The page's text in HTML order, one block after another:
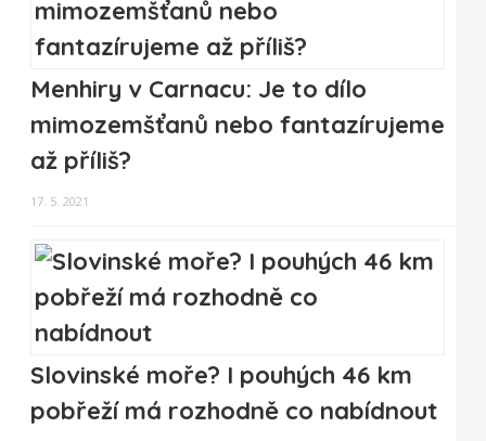
Menhiry v Carnacu: Je to dílo
mimozemšťanů nebo fantazírujeme
až příliš?
17. 5. 2021
Slovinské moře? I pouhých 46 km
pobřeží má rozhodně co nabídnout